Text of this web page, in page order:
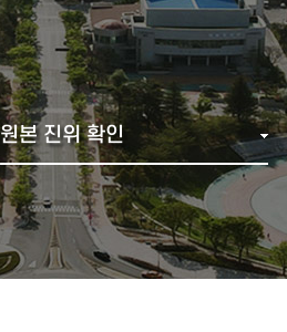
전체보기
2020년
2010년
2007년 통합이후
2000년 ~ 2007년 통합이전
1990년
1980년
1970년
1960년 이전
조
현
교육과정 이수
교육과정 편람
전공능력사전
경과조치
다전공(복수·융합전공(융합)
부전공)
미래융합가상학과
전공 마이크로디그리
교육과정
교직과정
의료·보건
자동 심장충격기 사용안내
성희롱·성폭력상담실
학생상담센터
학생복지관
기타편의시설
셔틀버스(강릉)
셔틀버스(원주)
정보화서비스 안
정보공개
정책실명제
포상대상자 공개
대학평의원회
재정위원회
등록금심의위원회
중대재해(산업안전·보건)
인권센터
원본 진위 확인